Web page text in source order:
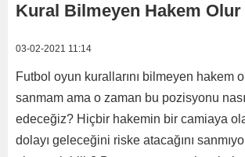
Kural Bilmeyen Hakem Olur
03-02-2021 11:14
Futbol oyun kurallarını bilmeyen hakem
sanmam ama o zaman bu pozisyonu
edeceğiz? Hiçbir hakemin bir camiaya
dolayı geleceğini riske atacağını